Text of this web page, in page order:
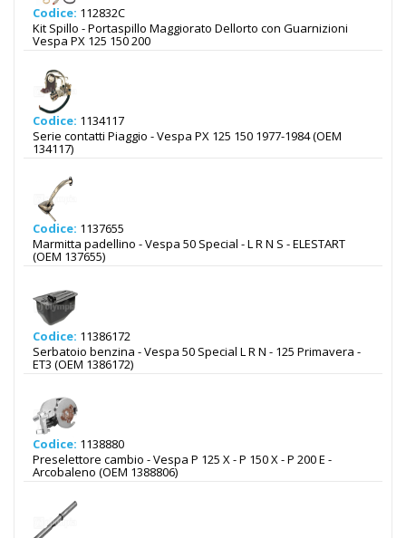
Codice: 112832C
Kit Spillo - Portaspillo Maggiorato Dellorto con Guarnizioni
Vespa PX 125 150 200
Codice: 1134117
Serie contatti Piaggio - Vespa PX 125 150 1977-1984 (OEM
134117)
Codice: 1137655
Marmitta padellino - Vespa 50 Special - L R N S - ELESTART
(OEM 137655)
Codice: 11386172
Serbatoio benzina - Vespa 50 Special L R N - 125 Primavera -
ET3 (OEM 1386172)
Codice: 1138880
Preselettore cambio - Vespa P 125 X - P 150 X - P 200 E -
Arcobaleno (OEM 1388806)